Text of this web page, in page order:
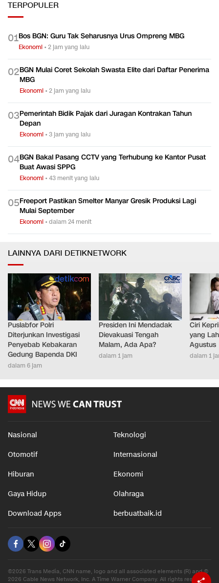
TERPOPULER
01Bos BGN: Guru Tak Seharusnya Urus Ompreng MBG
Ekonomi •2 jam yang lalu
02BGN Mulai Coret Sekolah Swasta Elite dari Daftar Penerima
MBG
Ekonomi •2 jam yang lalu
03Pemerintah Bidik Pajak dari Juragan Kontrakan Tahun
Depan
Ekonomi •3 jam yang lalu
04BGN Bakal Pasang CCTV yang Terhubung ke Kantor Pusat
Buat Awasi SPPG
Ekonomi •43 menit yang lalu
05Freeport Pastikan Smelter Manyar Gresik Produksi Lagi
Mulai September
Ekonomi •dalam 24 menit
LAINNYA DARI DETIKNETWORK
Puslabfor Polri
Diterjunkan Investigasi
Penyebab Kebakaran
Gedung Bapenda DKI
dalam 6 jam
Presiden Ini Mendadak
Dievakuasi Tengah
Malam, Ada Apa?
dalam 1 jam
Ciri
yang
Agustus
dalam 1
Nasional Teknologi
Otomotif Internasional
Hiburan Ekonomi
Gaya Hidup Olahraga
Download Apps berbuatbaik.id
©2026 Trans Media, CNN name, logo and all associated elements (R) and ©
2026 Cable News Network, Inc. A Time Warner Company. All rights reserved.